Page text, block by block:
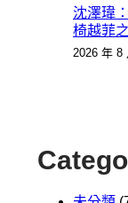
沈澤瑋
椅越菲
2026 年 8